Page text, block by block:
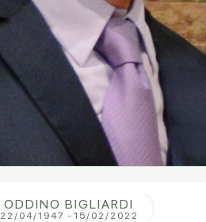
ODDINO BIGLIARDI
22/04/1947 - 15/02/2022